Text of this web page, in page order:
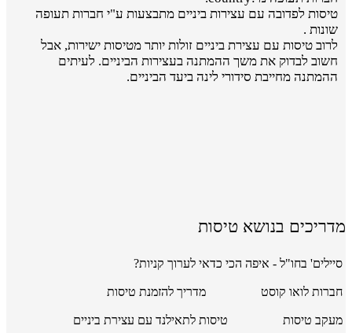
טיסות לפדובה עם עצירות ביניים מתבצעות ע"י חברות תעופה
שונות .
לרוב טיסות עם עצירת ביניים זולות יותר מטיסות ישירות, אבל
חשוב לבדוק את משך ההמתנה בעצירות הביניים. לעיתים
ההמתנה מחייבת סידורי לינה ביעד הביניים.
מדריכים בנושא טיסות
סיילים' בחו"ל - איפה הכי כדאי לערוך קניות?
חברות לואו קוסט מדריך להזמנת טיסות
מעקב טיסות טיסות לתאילנד עם עצירת ביניים